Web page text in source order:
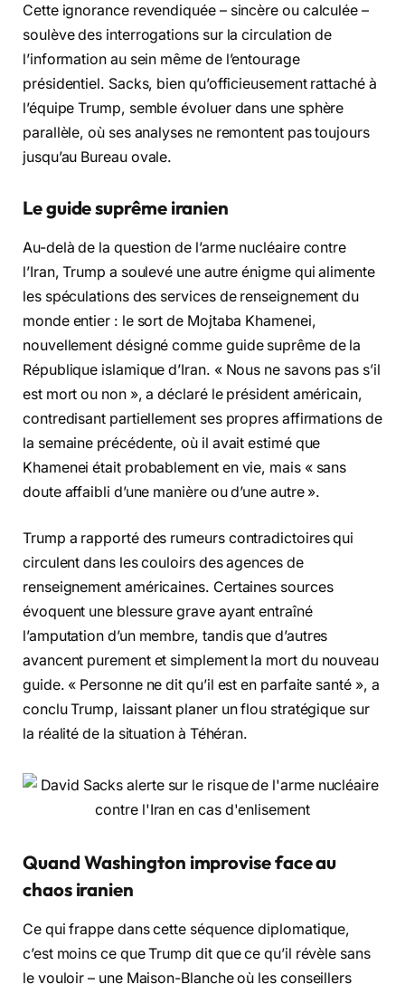
Cette ignorance revendiquée – sincère ou calculée –
soulève des interrogations sur la circulation de
l’information au sein même de l’entourage
présidentiel. Sacks, bien qu’officieusement rattaché à
l’équipe Trump, semble évoluer dans une sphère
parallèle, où ses analyses ne remontent pas toujours
jusqu’au Bureau ovale.
Le guide suprême iranien
Au-delà de la question de l’arme nucléaire contre
l’Iran, Trump a soulevé une autre énigme qui alimente
les spéculations des services de renseignement du
monde entier : le sort de Mojtaba Khamenei,
nouvellement désigné comme guide suprême de la
République islamique d’Iran. « Nous ne savons pas s’il
est mort ou non », a déclaré le président américain,
contredisant partiellement ses propres affirmations de
la semaine précédente, où il avait estimé que
Khamenei était probablement en vie, mais « sans
doute affaibli d’une manière ou d’une autre ».
Trump a rapporté des rumeurs contradictoires qui
circulent dans les couloirs des agences de
renseignement américaines. Certaines sources
évoquent une blessure grave ayant entraîné
l’amputation d’un membre, tandis que d’autres
avancent purement et simplement la mort du nouveau
guide. « Personne ne dit qu’il est en parfaite santé », a
conclu Trump, laissant planer un flou stratégique sur
la réalité de la situation à Téhéran.
Quand Washington improvise face au
chaos iranien
Ce qui frappe dans cette séquence diplomatique,
c’est moins ce que Trump dit que ce qu’il révèle sans
le vouloir – une Maison-Blanche où les conseillers